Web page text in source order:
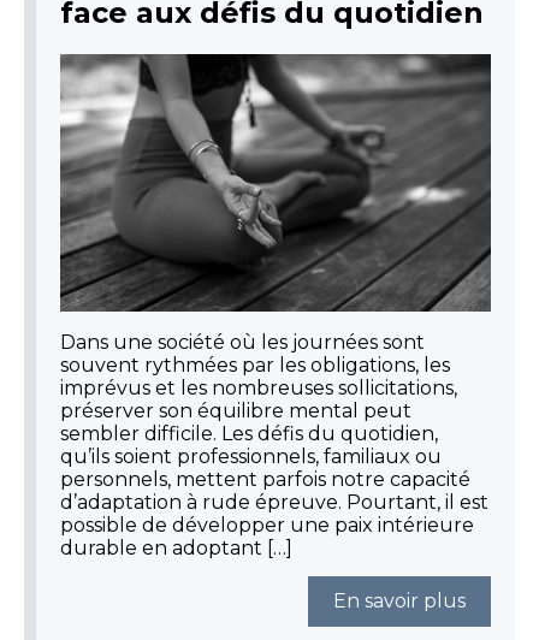
face aux défis du quotidien
Dans une société où les journées sont
souvent rythmées par les obligations, les
imprévus et les nombreuses sollicitations,
préserver son équilibre mental peut
sembler difficile. Les défis du quotidien,
qu’ils soient professionnels, familiaux ou
personnels, mettent parfois notre capacité
d’adaptation à rude épreuve. Pourtant, il est
possible de développer une paix intérieure
durable en adoptant […]
En savoir plus